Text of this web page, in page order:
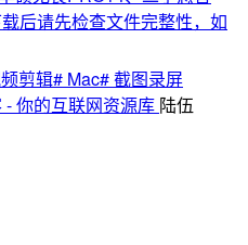
后请先检查文件完整性，如
剪辑# Mac# 截图录屏
陆伍